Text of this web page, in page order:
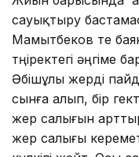
сауықтыру
Мамытбеков те
төңіректегі
Әбішұлы жерді
сынға алып, бір
жер салығын
жер салығы